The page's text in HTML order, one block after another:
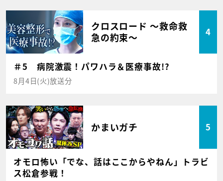
クロスロード ～救命救
急の約束～
4
＃5 病院激震！パワハラ＆医療事故!?
8月4日(火)放送分
かまいガチ 5
オモロ怖い「でな、話はここからやねん」トラビ
ス松倉参戦！